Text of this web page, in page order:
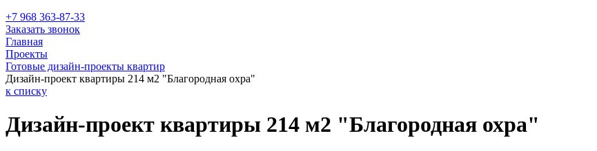
+7 968 363-87-33
Заказать звонок
Главная
Проекты
Готовые дизайн-проекты квартир
Дизайн-проект квартиры 214 м2 "Благородная охра"
к списку
Дизайн-проект квартиры 214 м2 "Благородная охра"